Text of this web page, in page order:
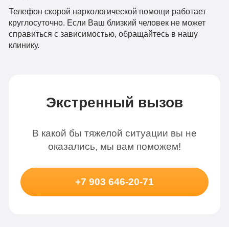
Телефон скорой наркологической помощи работает
круглосуточно. Если Ваш близкий человек не может
справиться с зависимостью, обращайтесь в нашу
клинику.
Экстренный вызов
В какой бы тяжелой ситуации вы не
оказались, мы вам поможем!
+7 903 646-20-71